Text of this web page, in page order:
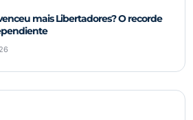
mais Libertadores? O recorde